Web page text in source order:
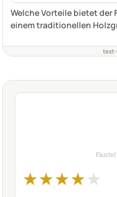
Welche Vorteile bietet der
einem traditionellen
★★★★★